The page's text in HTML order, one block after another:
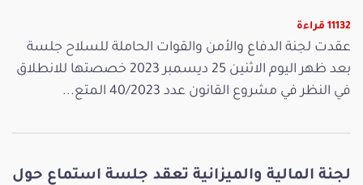
11132 قراءة
عقدت لجنة الدفاع والأمن والقوات الحاملة للسلاح جلسة
بعد ظهر اليوم الاثنين 25 ديسمبر 2023 خصصتها للانطلاق
في النظر في مشروع القانون عدد 40/2023 المتع...
لجنة المالية والميزانية تعقد جلسة استماع حول